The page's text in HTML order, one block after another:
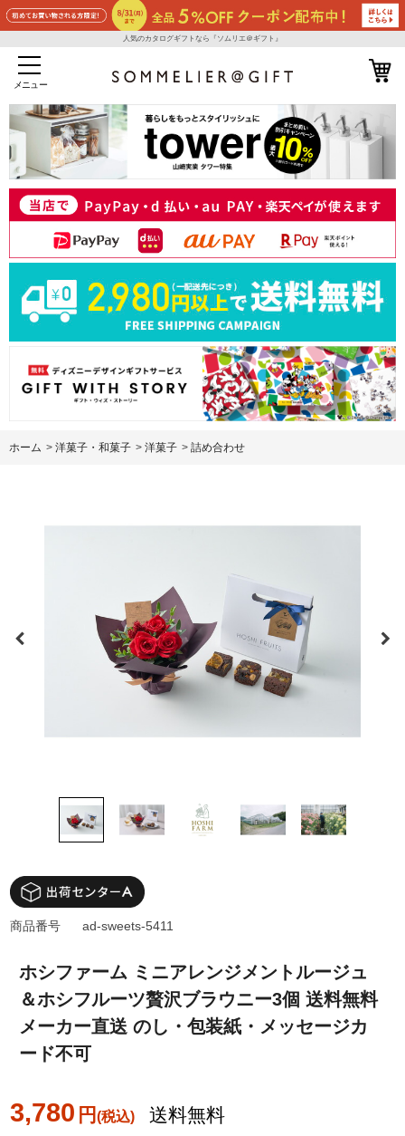
人気のカタログギフトなら『ソムリエ＠ギフト』
メニュー
ホーム > 洋菓子・和菓子 > 洋菓子 > 詰め合わせ
ホシファーム ミニアレンジメントルージュ
＆ホシフルーツ贅沢ブラウニー3個 送料無料
メーカー直送 のし・包装紙・メッセージカ
ード不可
3,780 円 送料無料
商品番号 ad-sweets-5411